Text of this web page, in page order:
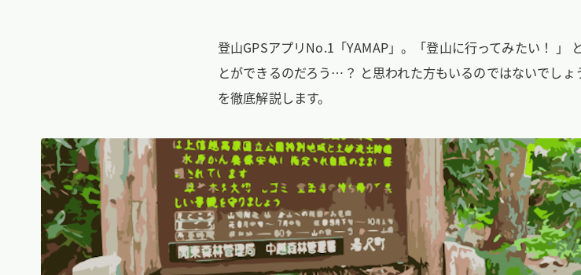
登山GPSアプリNo.1「YAMAP」。「登山に行ってみたい！ 」
とができるのだろう…？ と思われた方もいるのではないでし
を徹底解説します。